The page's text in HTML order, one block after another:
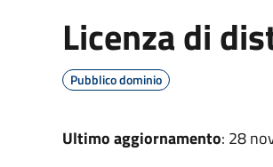
Licenza di
Pubblico dominio
Ultimo aggiornamento: 28